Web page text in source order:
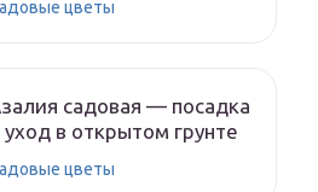
цветы
садовая — посадка
уход в открытом грунте
цветы